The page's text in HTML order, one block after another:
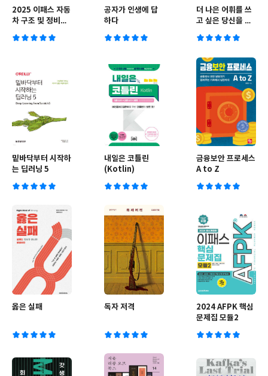
2025 이패스 자동
차 구조 및 정비이
공자가 인생에 답
하다
더 나은 어휘를 쓰
고 싶은 당신을 위
밑바닥부터 시작하
는 딥러닝 5
내일은 코틀린
(Kotlin)
금융보안 프로세스
A to Z
옳은 실패 독자 저격
2024 AFPK 핵심
문제집 모듈2